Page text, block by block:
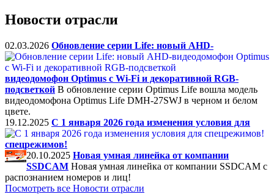
Новости отрасли
02.03.2026 Обновление серии Life: новый AHD-
видеодомофон Optimus с Wi-Fi и декоративной RGB-
подсветкой В обновление серии Optimus Life вошла модель
видеодомофона Optimus Life DMH-27SWJ в черном и белом
цвете.
19.12.2025 C 1 января 2026 года изменения условия для
спецрежимов!
20.10.2025 Новая умная линейка от компании
SSDCAM Новая умная линейка от компании SSDCAM с
распознанием номеров и лиц!
Посмотреть все Новости отрасли